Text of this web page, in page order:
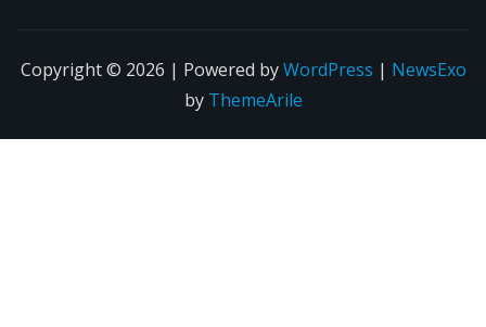
Copyright © 2026 | Powered byWordPress | NewsExo
by ThemeArile